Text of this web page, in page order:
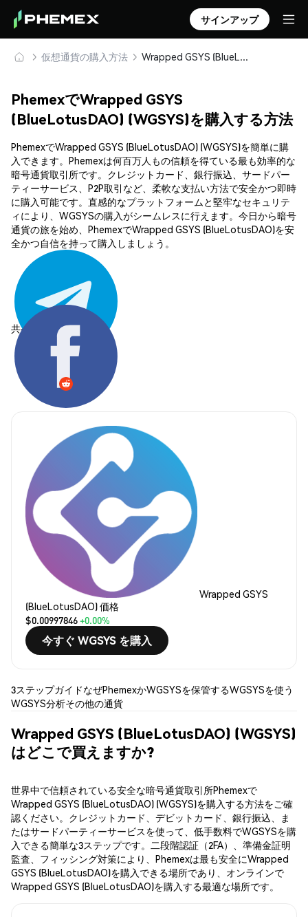
サインアップ
仮想通貨の購入方法 Wrapped GSYS (BlueLotusDAO) (WGSYS) を安全に購入・保管
PhemexでWrapped GSYS
(BlueLotusDAO) (WGSYS)を購入する方法
PhemexでWrapped GSYS (BlueLotusDAO) (WGSYS)を簡単に購
入できます。Phemexは何百万人もの信頼を得ている最も効率的な
暗号通貨取引所です。クレジットカード、銀行振込、サードパー
ティーサービス、P2P取引など、柔軟な支払い方法で安全かつ即時
に購入可能です。直感的なプラットフォームと堅牢なセキュリテ
ィにより、WGSYSの購入がシームレスに行えます。今日から暗号
通貨の旅を始め、PhemexでWrapped GSYS (BlueLotusDAO)を安
全かつ自信を持って購入しましょう。
共有する:
Wrapped GSYS
(BlueLotusDAO) 価格
$0.00997846+0.00%
今すぐ WGSYS を購入
3ステップガイドなぜPhemexかWGSYSを保管するWGSYSを使う
WGSYS分析その他の通貨
Wrapped GSYS (BlueLotusDAO) (WGSYS)
はどこで買えますか?
世界中で信頼されている安全な暗号通貨取引所Phemexで
Wrapped GSYS (BlueLotusDAO) (WGSYS)を購入する方法をご確
認ください。クレジットカード、デビットカード、銀行振込、ま
たはサードパーティーサービスを使って、低手数料でWGSYSを購
入できる簡単な3ステップです。二段階認証（2FA）、準備金証明
監査、フィッシング対策により、Phemexは最も安全にWrapped
GSYS (BlueLotusDAO)を購入できる場所であり、オンラインで
Wrapped GSYS (BlueLotusDAO)を購入する最適な場所です。